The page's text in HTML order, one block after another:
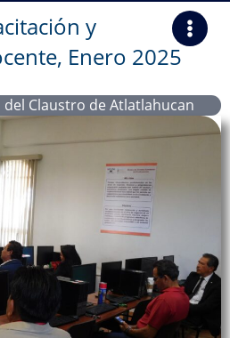
y
Enero 2025
Claustro de Atlatlahucan